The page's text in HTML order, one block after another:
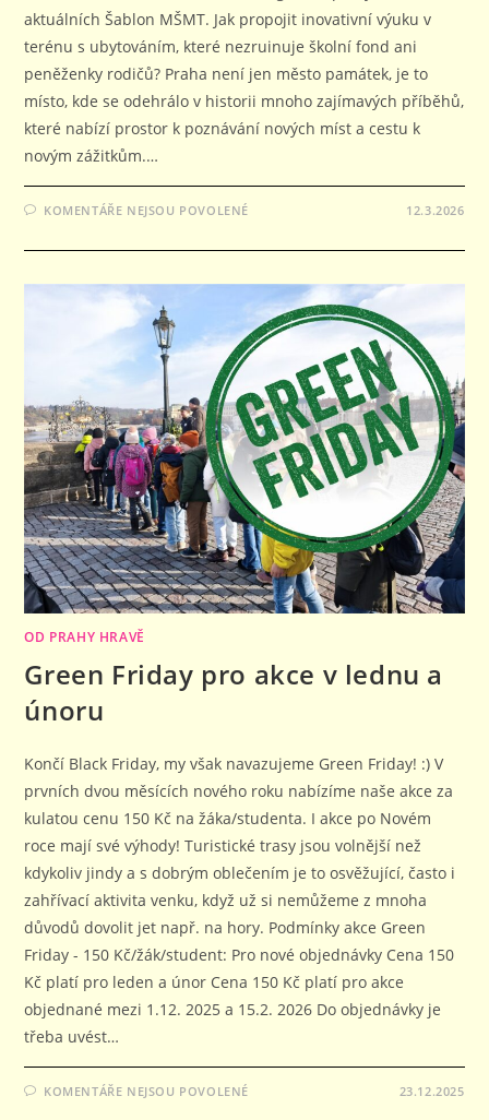
aktuálních Šablon MŠMT. Jak propojit inovativní výuku v
terénu s ubytováním, které nezruinuje školní fond ani
peněženky rodičů? Praha není jen město památek, je to
místo, kde se odehrálo v historii mnoho zajímavých příběhů,
které nabízí prostor k poznávání nových míst a cestu k
novým zážitkům.…
KOMENTÁŘE NEJSOU POVOLENÉ
NÁZVEM
DOSTUPNÉ
UBYTOVÁNÍ
U
METRA
PRO
ŠKOLY
12.3.2026
OD PRAHY HRAVĚ
Green Friday pro akce v lednu a
únoru
Končí Black Friday, my však navazujeme Green Friday! :) V
prvních dvou měsících nového roku nabízíme naše akce za
kulatou cenu 150 Kč na žáka/studenta. I akce po Novém
roce mají své výhody! Turistické trasy jsou volnější než
kdykoliv jindy a s dobrým oblečením je to osvěžující, často i
zahřívací aktivita venku, když už si nemůžeme z mnoha
důvodů dovolit jet např. na hory. Podmínky akce Green
Friday - 150 Kč/žák/student: Pro nové objednávky Cena 150
Kč platí pro leden a únor Cena 150 Kč platí pro akce
objednané mezi 1.12. 2025 a 15.2. 2026 Do objednávky je
třeba uvést…
KOMENTÁŘE NEJSOU POVOLENÉ 23.12.2025